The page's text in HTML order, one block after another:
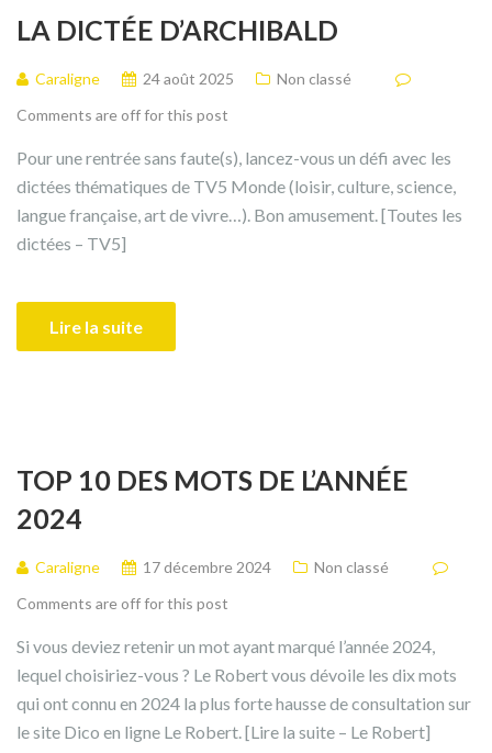
LA DICTÉE D’ARCHIBALD
Caraligne 24 août 2025
Non classé
Comments are off for this post
Pour une rentrée sans faute(s), lancez-vous un défi avec les
dictées thématiques de TV5 Monde (loisir, culture, science,
langue française, art de vivre…). Bon amusement. [Toutes les
dictées – TV5]
Lire la suite
TOP 10 DES MOTS DE L’ANNÉE
2024
Caraligne 17 décembre 2024
Non classé
Comments are off for this post
Si vous deviez retenir un mot ayant marqué l’année 2024,
lequel choisiriez-vous ? Le Robert vous dévoile les dix mots
qui ont connu en 2024 la plus forte hausse de consultation sur
le site Dico en ligne Le Robert. [Lire la suite – Le Robert]